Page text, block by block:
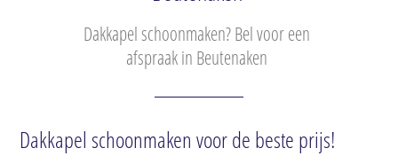
Dakkapel schoonmaken? Bel voor een
afspraak in Beutenaken
Dakkapel schoonmaken voor de beste prijs!